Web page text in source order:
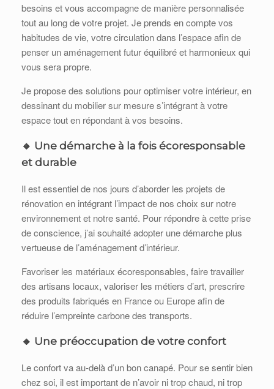
besoins et vous accompagne de manière personnalisée
tout au long de votre projet. Je prends en compte vos
habitudes de vie, votre circulation dans l’espace afin de
penser un aménagement futur équilibré et harmonieux qui
vous sera propre.
Je propose des solutions pour optimiser votre intérieur, en
dessinant du mobilier sur mesure s’intégrant à votre
espace tout en répondant à vos besoins.
🔸 Une démarche à la fois écoresponsable
et durable
Il est essentiel de nos jours d’aborder les projets de
rénovation en intégrant l’impact de nos choix sur notre
environnement et notre santé. Pour répondre à cette prise
de conscience, j’ai souhaité adopter une démarche plus
vertueuse de l’aménagement d’intérieur.
Favoriser les matériaux écoresponsables, faire travailler
des artisans locaux, valoriser les métiers d’art, prescrire
des produits fabriqués en France ou Europe afin de
réduire l’empreinte carbone des transports.
🔸 Une préoccupation de votre confort
Le confort va au-delà d’un bon canapé. Pour se sentir bien
chez soi, il est important de n’avoir ni trop chaud, ni trop